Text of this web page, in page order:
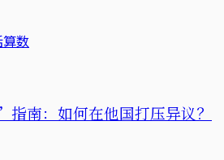
数
南：如何在他国打压异议？